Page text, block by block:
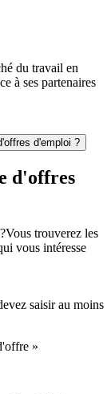
du travail en
à ses partenaires
d'emploi ?
d'offres
Vous trouverez les
vous intéresse
saisir au moins
»